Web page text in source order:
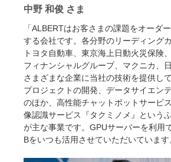
中野 和俊 さま
「ALBERTはお客さまの課題をオーダ
する会社です。各分野のリーディング
トヨタ自動車、東京海上日動火災保険
フィナンシャルグループ、マクニカ、
さまざまな企業に当社の技術を提供し
プロジェクトの開発、データサイエン
のほか、高性能チャットボットサービ
像認識サービス『タクミノメ』という
が主な事業です。GPUサーバーを利用
Bをいつも活用させていただいています